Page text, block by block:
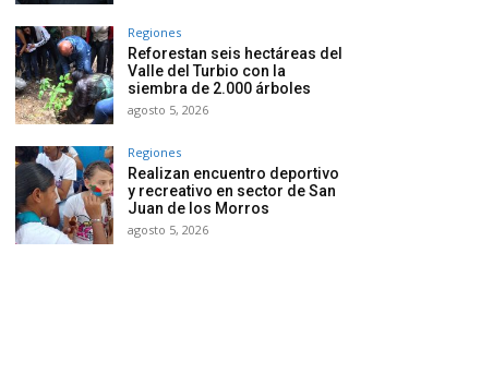
Regiones
Reforestan seis hectáreas del
Valle del Turbio con la
siembra de 2.000 árboles
agosto 5, 2026
Regiones
Realizan encuentro deportivo
y recreativo en sector de San
Juan de los Morros
agosto 5, 2026